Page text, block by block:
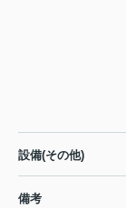
設備(その他)
備考